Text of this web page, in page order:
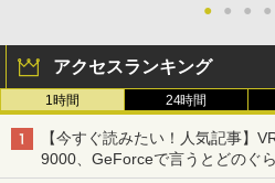
● ● ● ●
アクセスランキング
1時間 24時間
【今すぐ読みたい！人気記事】
9000、GeForceで言うとどのぐ